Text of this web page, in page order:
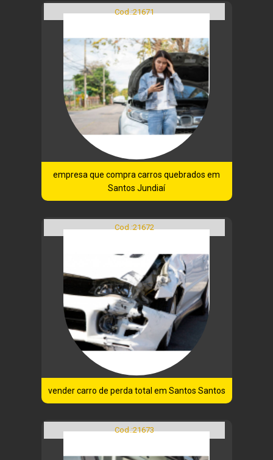
Cod.:21671
empresa que compra carros quebrados em
Santos Jundiaí
Cod.:21672
vender carro de perda total em Santos Santos
Cod.:21673